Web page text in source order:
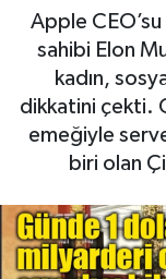
Apple
sahibi Elon
kadın,
dikkatini çekti.
emeğiyle
biri olan
Otovitrin
Asayiş
Magazin
Gayrimenkul
Spor
Haber Arşivi